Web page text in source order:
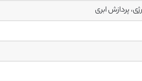
پردازش ابری